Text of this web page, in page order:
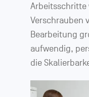
Arbeitsschritte
Verschrauben
Bearbeitung
aufwendig,
die